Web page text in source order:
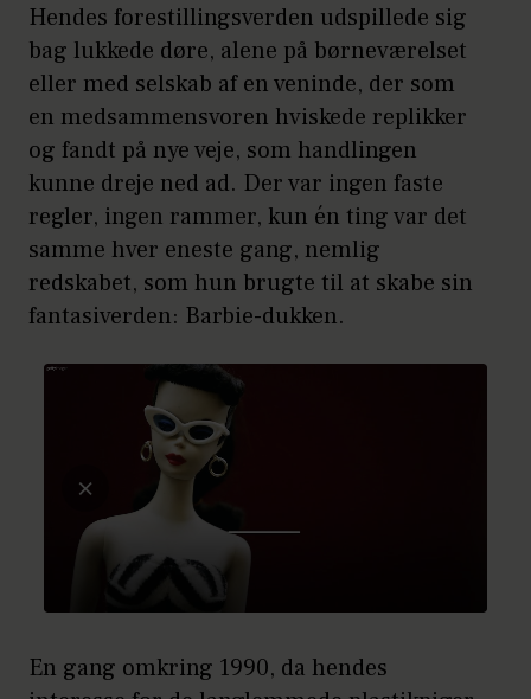
Hendes forestillingsverden udspillede sig
bag lukkede døre, alene på børneværelset
eller med selskab af en veninde, der som
en medsammensvoren hviskede replikker
og fandt på nye veje, som handlingen
kunne dreje ned ad. Der var ingen faste
regler, ingen rammer, kun én ting var det
samme hver eneste gang, nemlig
redskabet, som hun brugte til at skabe sin
fantasiverden: Barbie-dukken.
En gang omkring 1990, da hendes